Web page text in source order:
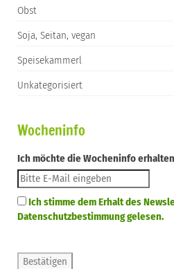
Obst
Soja, Seitan, vegan
Speisekammerl
Unkategorisiert
Wocheninfo
Ich möchte die Wocheninfo
Ich stimme dem Erhalt des
Datenschutzbestimmung gelesen.